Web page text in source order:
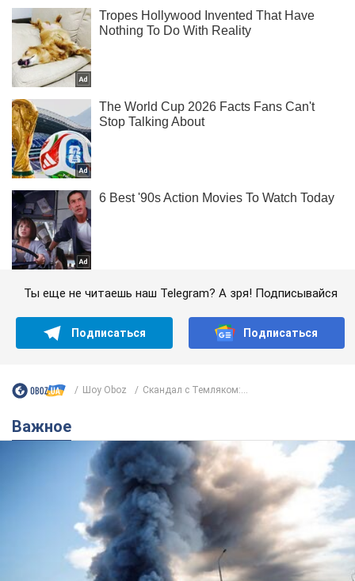
Ты еще не читаешь наш Telegram? А зря! Подписывайся
Подписаться Подписаться
Шоу Oboz Скандал с Темляком:...
Важное